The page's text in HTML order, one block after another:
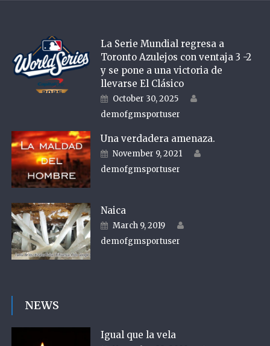
La Serie Mundial regresa a
Toronto Azulejos con ventaja 3 -2
y se pone a una victoria de
llevarse El Clásico
Posted on
October 30, 2025
demofgmsportuser
Una verdadera amenaza.
Posted on
November 9, 2021
demofgmsportuser
Naica
Posted on
March 9, 2019
demofgmsportuser
NEWS
Igual que la vela